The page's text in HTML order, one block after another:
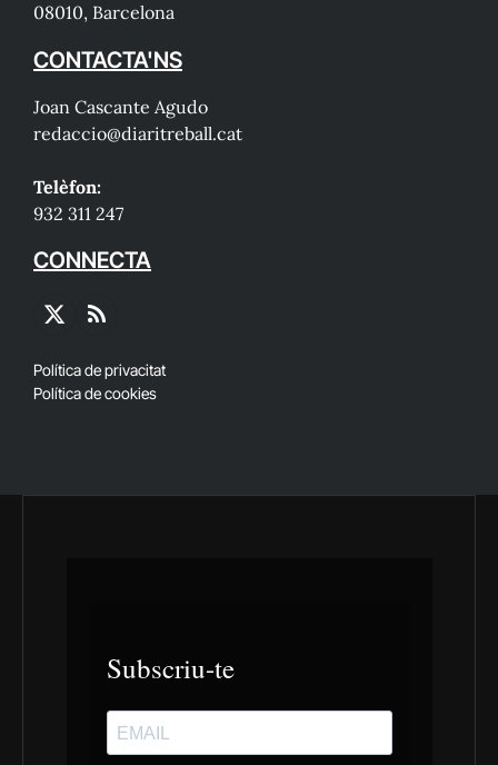
08010, Barcelona
CONTACTA'NS
Joan Cascante Agudo
redaccio@diaritreball.cat
Telèfon:
932 311 247
CONNECTA
X
RSS
Política de privacitat
Política de cookies